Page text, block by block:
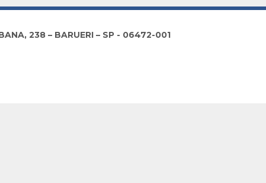
238 – BARUERI – SP - 06472-001